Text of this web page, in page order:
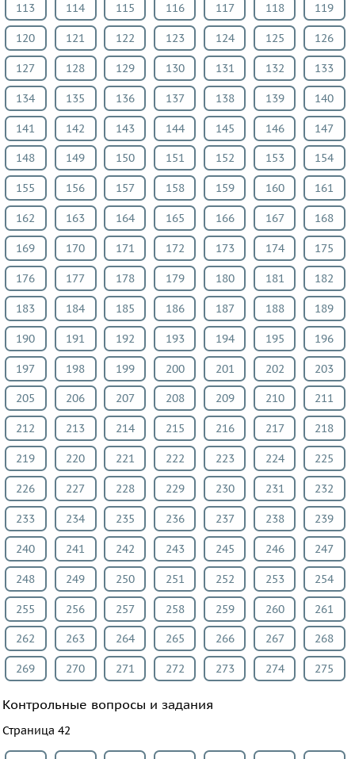
113 114 115 116 117 118 119
120 121 122 123 124 125 126
127 128 129 130 131 132 133
134 135 136 137 138 139 140
141 142 143 144 145 146 147
148 149 150 151 152 153 154
155 156 157 158 159 160 161
162 163 164 165 166 167 168
169 170 171 172 173 174 175
176 177 178 179 180 181 182
183 184 185 186 187 188 189
190 191 192 193 194 195 196
197 198 199 200 201 202 203
205 206 207 208 209 210 211
212 213 214 215 216 217 218
219 220 221 222 223 224 225
226 227 228 229 230 231 232
233 234 235 236 237 238 239
240 241 242 243 245 246 247
248 249 250 251 252 253 254
255 256 257 258 259 260 261
262 263 264 265 266 267 268
269 270 271 272 273 274 275
Контрольные вопросы и задания
Страница 42